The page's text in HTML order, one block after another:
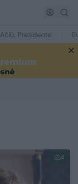
Ačiū, Prezidente
4